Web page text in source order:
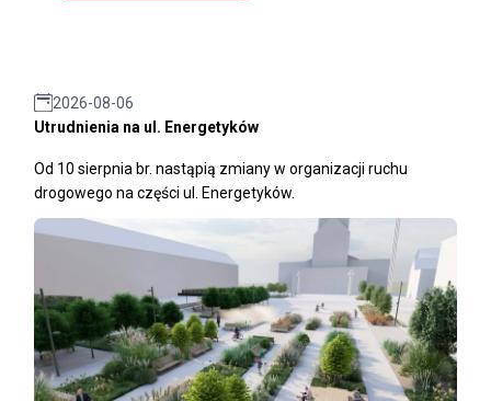
2026-08-06
Utrudnienia na ul. Energetyków
Od 10 sierpnia br. nastąpią zmiany w organizacji ruchu
drogowego na części ul. Energetyków.